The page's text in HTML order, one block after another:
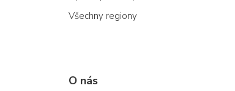
Všechny regiony
O nás